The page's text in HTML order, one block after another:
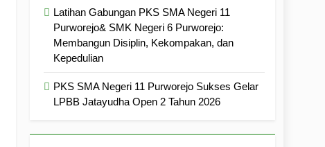
Latihan Gabungan PKS SMA Negeri 11
Purworejo& SMK Negeri 6 Purworejo:
Membangun Disiplin, Kekompakan, dan
Kepedulian
PKS SMA Negeri 11 Purworejo Sukses Gelar
LPBB Jatayudha Open 2 Tahun 2026